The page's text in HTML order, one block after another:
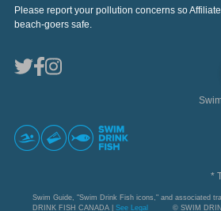
Please report your pollution concerns so
beach-goers safe.
*
Swim Guide, "Swim Drink Fish icons," and associated
DRINK FISH CANADA | See Legal © SWIM